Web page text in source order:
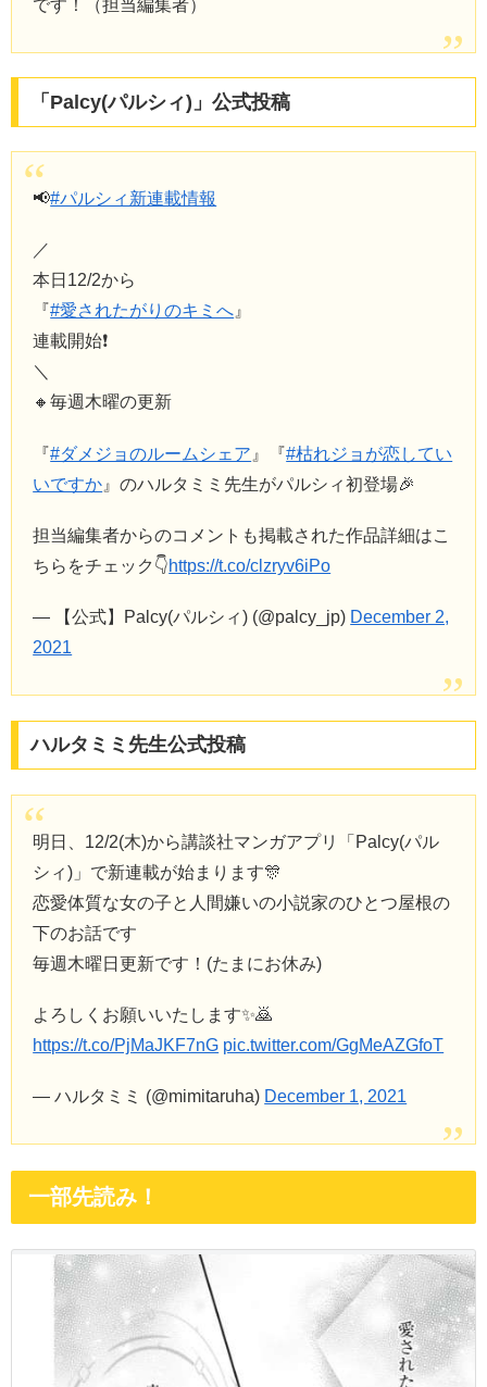
です！（担当編集者）
「Palcy(パルシィ)」公式投稿
📢#パルシィ新連載情報
／
本日12/2から
『#愛されたがりのキミへ』
連載開始❗
＼
🔸毎週木曜の更新
『#ダメジョのルームシェア 』『#枯れジョが恋してい
いですか 』のハルタミミ先生がパルシィ初登場🎉
担当編集者からのコメントも掲載された作品詳細はこ
ちらをチェック👇https://t.co/clzryv6iPo
— 【公式】Palcy(パルシィ) (@palcy_jp) December 2,
2021
ハルタミミ先生公式投稿
明日、12/2(木)から講談社マンガアプリ「Palcy(パル
シィ)」で新連載が始まります🎊
恋愛体質な女の子と人間嫌いの小説家のひとつ屋根の
下のお話です
毎週木曜日更新です！(たまにお休み)
よろしくお願いいたします✨🙇
https://t.co/PjMaJKF7nG pic.twitter.com/GgMeAZGfoT
— ハルタミミ (@mimitaruha) December 1, 2021
一部先読み！